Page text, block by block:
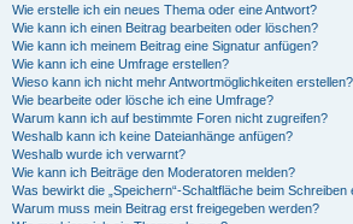
Wie erstelle ich ein neues Thema oder eine Antwort?
Wie kann ich einen Beitrag bearbeiten oder löschen?
Wie kann ich meinem Beitrag eine Signatur anfügen?
Wie kann ich eine Umfrage erstellen?
Wieso kann ich nicht mehr Antwortmöglichkeiten erstellen?
Wie bearbeite oder lösche ich eine Umfrage?
Warum kann ich auf bestimmte Foren nicht zugreifen?
Weshalb kann ich keine Dateianhänge anfügen?
Weshalb wurde ich verwarnt?
Wie kann ich Beiträge den Moderatoren melden?
Was bewirkt die „Speichern“-Schaltfläche beim Schreiben
Warum muss mein Beitrag erst freigegeben werden?